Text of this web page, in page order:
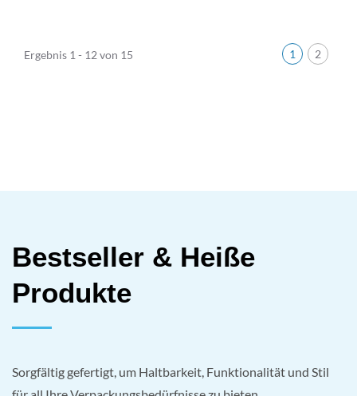
Ergebnis 1 - 12 von 15 1 2
Bestseller & Heiße
Produkte
Sorgfältig gefertigt, um Haltbarkeit, Funktionalität und Stil